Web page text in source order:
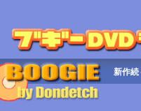
新作続